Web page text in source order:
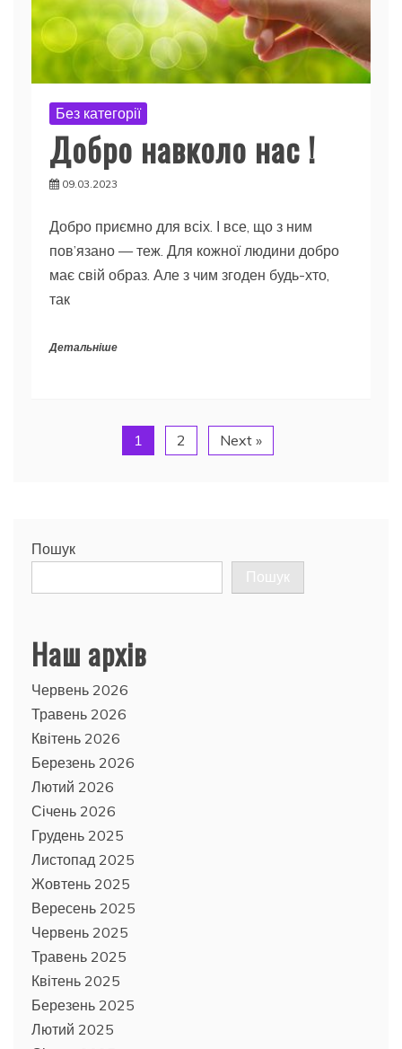
Без категорії
Добро навколо нас !
09.03.2023
Добро приємно для всіх. І все, що з ним
пов’язано — теж. Для кожної людини добро
має свій образ. Але з чим згоден будь-хто,
так
Детальніше
1 2 Next »
Пошук
Пошук
Наш архів
Червень 2026
Травень 2026
Квітень 2026
Березень 2026
Лютий 2026
Січень 2026
Грудень 2025
Листопад 2025
Жовтень 2025
Вересень 2025
Червень 2025
Травень 2025
Квітень 2025
Березень 2025
Лютий 2025